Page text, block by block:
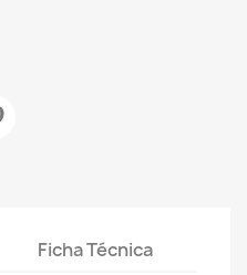
Ficha Técnica